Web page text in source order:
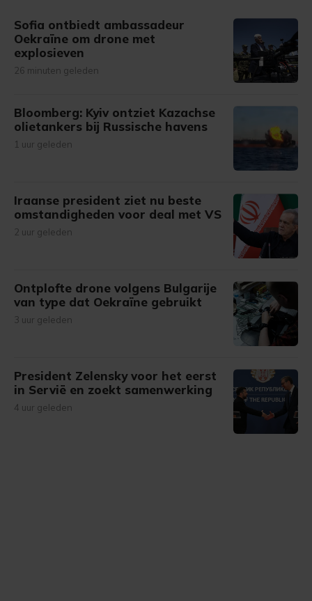
Sofia ontbiedt ambassadeur
Oekraïne om drone met
explosieven
26 minuten geleden
Bloomberg: Kyiv ontziet Kazachse
olietankers bij Russische havens
1 uur geleden
Iraanse president ziet nu beste
omstandigheden voor deal met VS
2 uur geleden
Ontplofte drone volgens Bulgarije
van type dat Oekraïne gebruikt
3 uur geleden
President Zelensky voor het eerst
in Servië en zoekt samenwerking
4 uur geleden